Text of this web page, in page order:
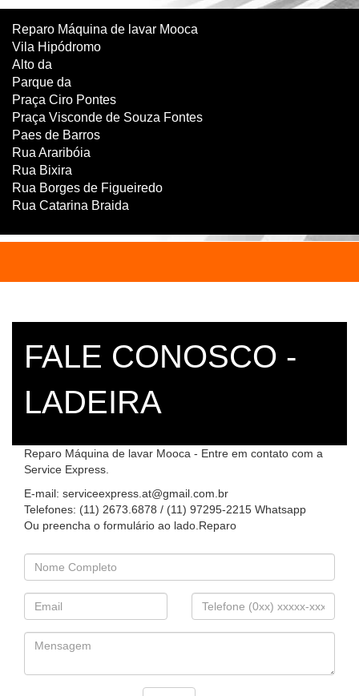
Reparo Máquina de lavar Mooca
Vila Hipódromo
Alto da
Parque da
Praça Ciro Pontes
Praça Visconde de Souza Fontes
Paes de Barros
Rua Araribóia
Rua Bixira
Rua Borges de Figueiredo
Rua Catarina Braida
FALE CONOSCO -
LADEIRA
Reparo Máquina de lavar Mooca - Entre em contato com a
Service Express.
E-mail: serviceexpress.at@gmail.com.br
Telefones: (11) 2673.6878 / (11) 97295-2215 Whatsapp
Ou preencha o formulário ao lado.Reparo